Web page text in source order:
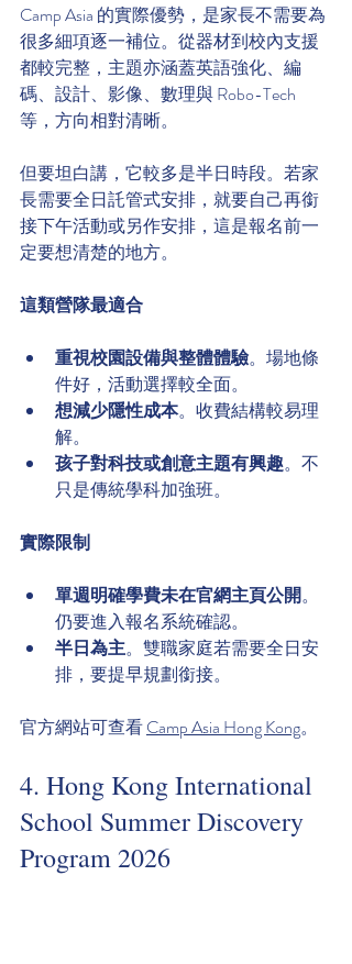
Camp Asia 的實際優勢，是家長不需要為
很多細項逐一補位。從器材到校內支援
都較完整，主題亦涵蓋英語強化、編
碼、設計、影像、數理與 Robo-Tech
等，方向相對清晰。
但要坦白講，它較多是半日時段。若家
長需要全日託管式安排，就要自己再銜
接下午活動或另作安排，這是報名前一
定要想清楚的地方。
這類營隊最適合
重視校園設備與整體體驗。場地條
件好，活動選擇較全面。
想減少隱性成本。收費結構較易理
解。
孩子對科技或創意主題有興趣。不
只是傳統學科加強班。
實際限制
單週明確學費未在官網主頁公開。
仍要進入報名系統確認。
半日為主。雙職家庭若需要全日安
排，要提早規劃銜接。
官方網站可查看 Camp Asia Hong Kong。
4. Hong Kong International
School Summer Discovery
Program 2026